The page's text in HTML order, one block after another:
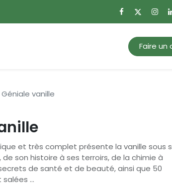
Faire un
Géniale vanille
et très complet présente la vanille sous
son histoire à ses terroirs, de la chimie à
de santé et de beauté, ainsi que 50
...